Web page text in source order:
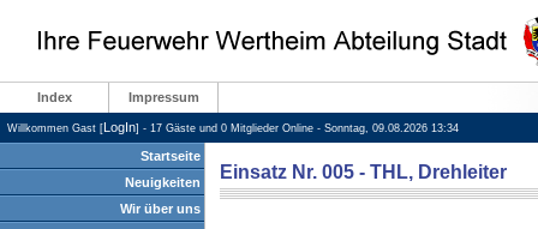
Index Impressum
Willkommen Gast [LogIn] - 17 Gäste und 0 Mitglieder Online - Sonntag, 09.08.2026 13:34
Startseite
Neuigkeiten
Wir über uns
Einsatz Nr. 005 - THL, Drehleiter